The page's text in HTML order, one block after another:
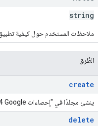
string
ملاحظات المستخدم حول كيفية تطبيق
الطُرق
create
ينشئ مجلدًا في "إحصاءات Google‏ 4".
delete